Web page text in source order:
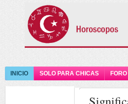
INICIO SOLO PARA CHICAS